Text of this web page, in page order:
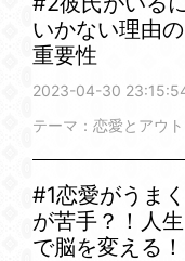
いかない理由
重要性
2023-04-30
テーマ： 恋愛とアウ
#1恋愛がうま
が苦手？！人
で脳を変える！